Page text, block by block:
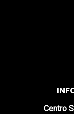
Centro